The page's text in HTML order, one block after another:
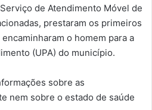
de Atendimento Móvel de
prestaram os primeiros
o homem para a
(UPA) do município.
sobre as
nem sobre o estado de saúde